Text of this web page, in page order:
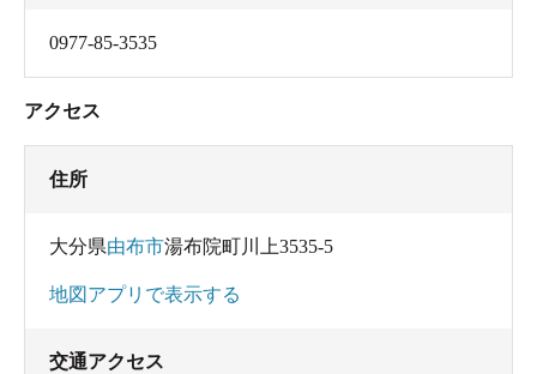
0977-85-3535
アクセス
住所
大分県由布市湯布院町川上3535-5
地図アプリで表示する
交通アクセス